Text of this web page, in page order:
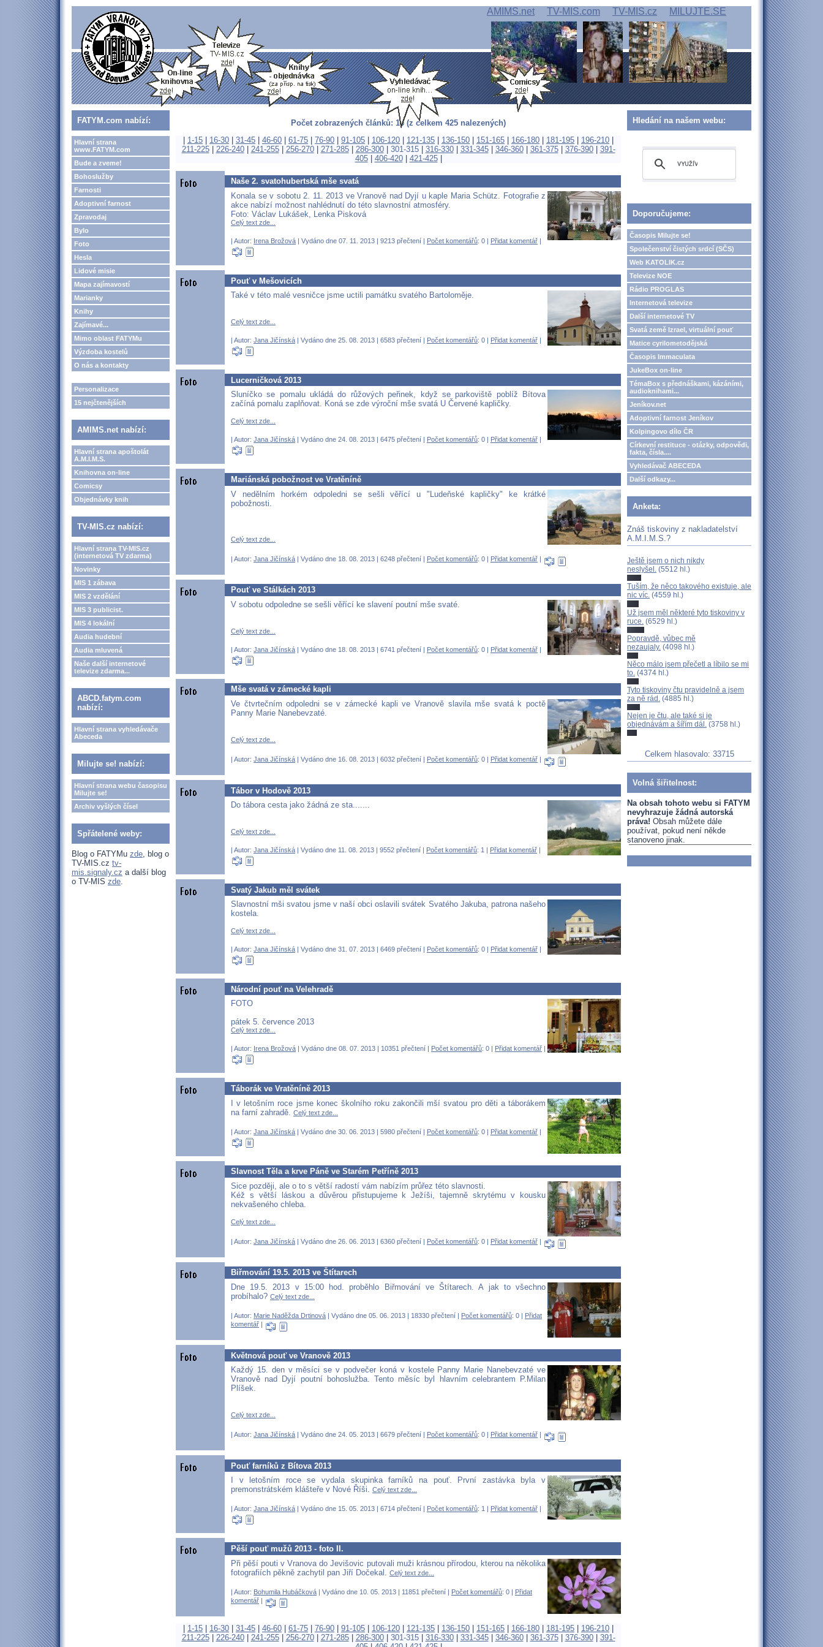
AMIMS.net TV-MIS.com TV-MIS.cz MILUJTE.SE
FATYM.com nabízí:
Hlavní strana
www.FATYM.com
Bude a zveme!
Bohoslužby
Farnosti
Adoptivní farnost
Zpravodaj
Bylo
Foto
Hesla
Lidové misie
Mapa zajímavostí
Marianky
Knihy
Zajímavé...
Mimo oblast FATYMu
Výzdoba kostelů
O nás a kontakty
Personalizace
15 nejčtenějších
AMIMS.net nabízí:
Hlavní strana apoštolát
A.M.I.M.S.
Knihovna on-line
Comicsy
Objednávky knih
TV-MIS.cz nabízí:
Hlavní strana TV-MIS.cz
(internetová TV zdarma)
Novinky
MIS 1 zábava
MIS 2 vzdělání
MIS 3 publicist.
MIS 4 lokální
Audia hudební
Audia mluvená
Naše další internetové
televize zdarma...
ABCD.fatym.com
nabízí:
Hlavní strana vyhledávače
Abeceda
Milujte se! nabízí:
Hlavní strana webu časopisu
Milujte se!
Archiv vyšlých čísel
Spřátelené weby:
Blog o FATYMu zde, blog o
TV-MIS.cz tv-
mis.signaly.cz a další blog
o TV-MIS zde.
Počet zobrazených článků: 15 (z celkem 425 nalezených)
1-15 16-30 31-45 46-60 61-75 76-90 91-105 106-120 121-135 136-150 151-165 166-180 181-195 196-210
211-225| 226-240| 241-255| 256-270| 271-285| 286-300| 301-315| 316-330| 331-345| 346-360| 361-375| 376-390| 391-
405| 406-420| 421-425|
Naše 2. svatohubertská mše svatá
Konala se v sobotu 2. 11. 2013 ve Vranově nad Dyjí u kaple Maria Schütz. Fotografie z
akce nabízí možnost nahlédnutí do této slavnostní atmosféry.
Foto: Václav Lukášek, Lenka Pisková
Celý text zde...
| Autor: Irena Brožová | Vydáno dne 07. 11. 2013 | 9213 přečtení | Počet komentářů: 0 | Přidat komentář |
Pouť v Mešovicích
Také v této malé vesničce jsme uctili památku svatého Bartoloměje.
Celý text zde...
| Autor: Jana Jičínská | Vydáno dne 25. 08. 2013 | 6583 přečtení | Počet komentářů: 0 | Přidat komentář |
Lucerničková 2013
Sluníčko se pomalu ukládá do růžových peřinek, když se parkoviště poblíž Bítova
začíná pomalu zaplňovat. Koná se zde výroční mše svatá U Červené kapličky.
Celý text zde...
| Autor: Jana Jičínská | Vydáno dne 24. 08. 2013 | 6475 přečtení | Počet komentářů: 0 | Přidat komentář
Mariánská pobožnost ve Vratěníně
V nedělním horkém odpoledni se sešli věřící u "Ludeňské kapličky" ke krátké
pobožnosti.
Celý text zde...
| Autor: Jana Jičínská | Vydáno dne 18. 08. 2013 | 6248 přečtení | Počet komentářů: 0 | Přidat komentář |
Pouť ve Stálkách 2013
V sobotu odpoledne se sešli věřící ke slavení poutní mše svaté.
Celý text zde...
| Autor: Jana Jičínská | Vydáno dne 18. 08. 2013 | 6741 přečtení | Počet komentářů: 0 | Přidat komentář |
Mše svatá v zámecké kapli
Ve čtvrtečním odpoledni se v zámecké kapli ve Vranově slavila mše svatá k poctě
Panny Marie Nanebevzaté.
Celý text zde...
| Autor: Jana Jičínská | Vydáno dne 16. 08. 2013 | 6032 přečtení | Počet komentářů: 0 | Přidat komentář |
Tábor v Hodově 2013
Do tábora cesta jako žádná ze sta.......
Celý text zde...
| Autor: Jana Jičínská | Vydáno dne 11. 08. 2013 | 9552 přečtení | Počet komentářů: 1 | Přidat komentář |
Svatý Jakub měl svátek
Slavnostní mši svatou jsme v naší obci oslavili svátek Svatého Jakuba, patrona našeho
kostela.
Celý text zde...
| Autor: Jana Jičínská | Vydáno dne 31. 07. 2013 | 6469 přečtení | Počet komentářů: 0 | Přidat komentář
Národní pouť na Velehradě
FOTO
pátek 5. července 2013
Celý text zde...
| Autor: Irena Brožová | Vydáno dne 08. 07. 2013 | 10351 přečtení | Počet komentářů: 0 | Přidat komentář
Táborák ve Vratěníně 2013
I v letošním roce jsme konec školního roku zakončili mší svatou pro děti a táborákem
na farní zahradě.
Celý text zde...
| Autor: Jana Jičínská | Vydáno dne 30. 06. 2013 | 5980 přečtení | Počet komentářů: 0 | Přidat komentář |
Slavnost Těla a krve Páně ve Starém Petříně 2013
Sice později, ale o to s větší radostí vám nabízím průřez této slavnosti.
Kéž s větší láskou a důvěrou přistupujeme k Ježíši, tajemně skrytému v kousku
nekvašeného chleba.
Celý text zde...
| Autor: Jana Jičínská | Vydáno dne 26. 06. 2013 | 6360 přečtení | Počet komentářů: 0 | Přidat komentář |
Biřmování 19.5. 2013 ve Štítarech
Dne 19.5. 2013 v 15:00 hod. proběhlo Biřmování ve Štítarech. A jak to všechno
probíhalo? Celý text zde...
| Autor: Marie Naděžda Drtinová | Vydáno dne 05. 06. 2013 | 18330 přečtení | Počet komentářů: 0 | Přidat
komentář |
Květnová pouť ve Vranově 2013
Každý 15. den v měsíci se v podvečer koná v kostele Panny Marie Nanebevzaté ve
Vranově nad Dyjí poutní bohoslužba. Tento měsíc byl hlavním celebrantem P.Milan
Plíšek.
Celý text zde...
| Autor: Jana Jičínská | Vydáno dne 24. 05. 2013 | 6679 přečtení | Počet komentářů: 0 | Přidat komentář
Pouť farníků z Bítova 2013
I v letošním roce se vydala skupinka farníků na pouť. První zastávka byla v
premonstrátském klášteře v Nové Říši. Celý text zde...
| Autor: Jana Jičínská | Vydáno dne 15. 05. 2013 | 6714 přečtení | Počet komentářů: 1 | Přidat komentář
Pěší pouť mužů 2013 - foto II.
Při pěší pouti v Vranova do Jevišovic putovali muži krásnou přírodou, kterou na několika
fotografiích pěkně zachytil pan Jiří Dočekal.
Celý text zde...
| Autor: Bohumila Hubáčková | Vydáno dne 10. 05. 2013 | 11851 přečtení | Počet komentářů: 0 | Přidat
komentář |
1-15 16-30 31-45 46-60 61-75 76-90 91-105 106-120 121-135 136-150 151-165 166-180 181-195 196-210
211-225| 226-240| 241-255| 256-270| 271-285| 286-300| 301-315| 316-330| 331-345| 346-360| 361-375| 376-390| 391-
Hledání na našem webu:
Doporučujeme:
Časopis Milujte se!
Společenství čistých srdcí (SČS)
Web KATOLIK.cz
Televize NOE
Rádio PROGLAS
Internetová televize
Další internetové TV
Svatá země Izrael, virtuální pouť
Matice cyrilometodějská
Časopis Immaculata
JukeBox on-line
TémaBox s přednáškami, kázáními,
audioknihami...
Jeníkov.net
Adoptivní farnost Jeníkov
Kolpingovo dílo ČR
Církevní restituce - otázky, odpovědi,
fakta, čísla....
Vyhledávač ABECEDA
Další odkazy...
Anketa:
Znáš tiskoviny z nakladatelství
A.M.I.M.S.?
Ještě jsem o nich nikdy
neslyšel. (5512 hl.)
Tuším, že něco takového existuje, ale
nic víc. (4559 hl.)
Už jsem měl některé tyto tiskoviny v
ruce. (6529 hl.)
Popravdě, vůbec mě
nezaujaly. (4098 hl.)
Něco málo jsem přečetl a líbilo se mi
to. (4374 hl.)
Tyto tiskoviny čtu pravidelně a jsem
za ně rád. (4885 hl.)
Nejen je čtu, ale také si je
objednávám a šířím dál. (3758 hl.)
Celkem hlasovalo: 33715
Volná šiřitelnost:
Na obsah tohoto webu si FATYM
nevyhrazuje žádná autorská
práva! Obsah můžete dále
používat, pokud není někde
stanoveno jinak.